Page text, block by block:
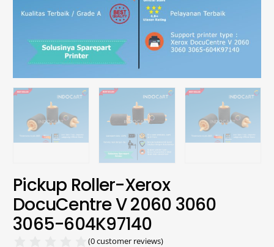
Pickup Roller-Xerox
DocuCentre V 2060 3060
3065-604K97140
(0customer reviews)